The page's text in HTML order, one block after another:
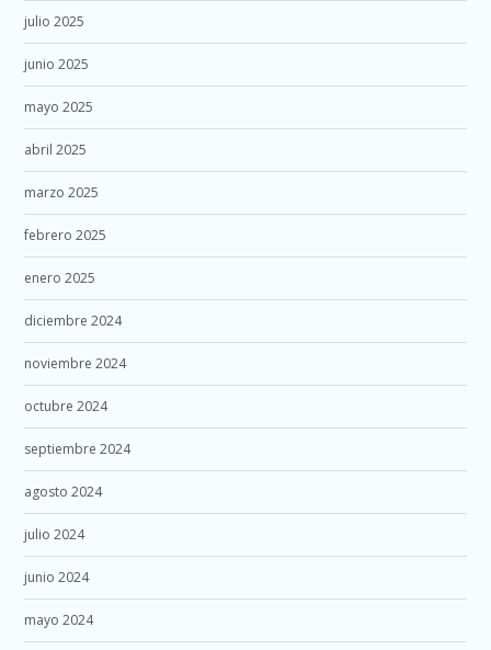
julio 2025
junio 2025
mayo 2025
abril 2025
marzo 2025
febrero 2025
enero 2025
diciembre 2024
noviembre 2024
octubre 2024
septiembre 2024
agosto 2024
julio 2024
junio 2024
mayo 2024